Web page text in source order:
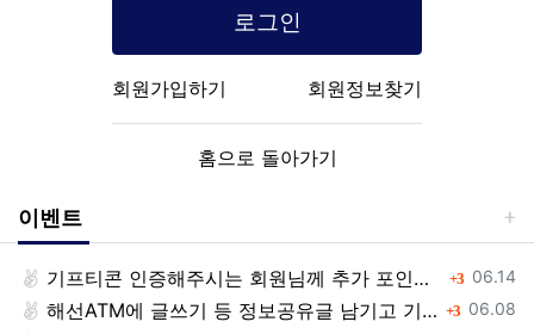
로그인
회원가입하기 회원정보찾기
홈으로 돌아가기
이벤트
등록일
06.14
기프티콘 인증해주시는 회원님께 추가 포인트 쏩니다!! 3댓글
등록일
06.08
해선ATM에 글쓰기 등 정보공유글 남기고 기프티콘 받자! 3댓글